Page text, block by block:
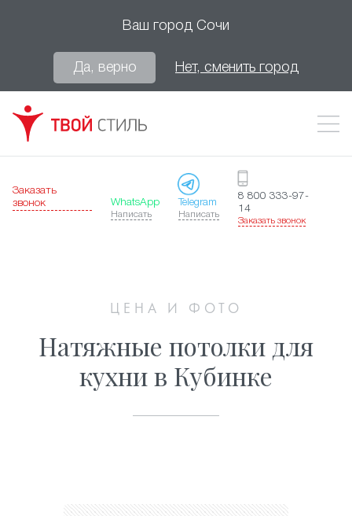
Ваш город Сочи
Да, верно Нет, сменить город
Заказать
звонок
WhatsApp
Написать
Telegram
Написать
8 800 333-97-
14
Заказать звонок
ЦЕНА И ФОТО
Натяжные потолки для
кухни в Кубинке